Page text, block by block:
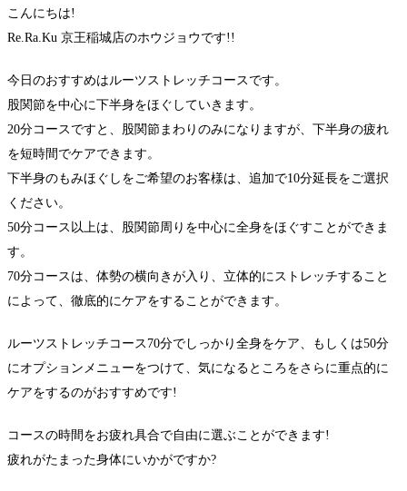
こんにちは!
Re.Ra.Ku 京王稲城店のホウジョウです!!
今日のおすすめはルーツストレッチコースです。
股関節を中心に下半身をほぐしていきます。
20分コースですと、股関節まわりのみになりますが、下半身の疲れ
を短時間でケアできます。
下半身のもみほぐしをご希望のお客様は、追加で10分延長をご選択
ください。
50分コース以上は、股関節周りを中心に全身をほぐすことができま
す。
70分コースは、体勢の横向きが入り、立体的にストレッチすること
によって、徹底的にケアをすることができます。
ルーツストレッチコース70分でしっかり全身をケア、もしくは50分
にオプションメニューをつけて、気になるところをさらに重点的に
ケアをするのがおすすめです!
コースの時間をお疲れ具合で自由に選ぶことができます!
疲れがたまった身体にいかがですか?